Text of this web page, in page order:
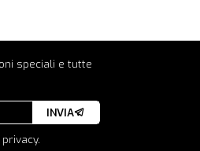
speciali e tutte
INVIA